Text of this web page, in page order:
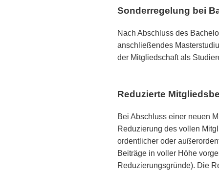
Sonderregelung bei
Nach Abschluss des
anschließendes
der Mitgliedschaft als
Reduzierte
Bei Abschluss einer neuen
Reduzierung des vollen
ordentlicher oder
Beiträge in voller Höhe
Reduzierungsgründe). Die